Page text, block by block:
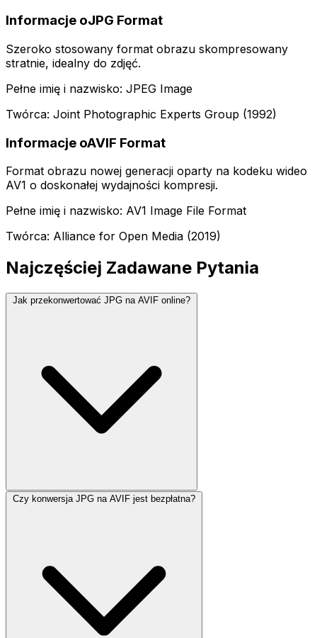
Informacje oJPG Format
Szeroko stosowany format obrazu skompresowany
stratnie, idealny do zdjęć.
Pełne imię i nazwisko: JPEG Image
Twórca: Joint Photographic Experts Group (1992)
Informacje oAVIF Format
Format obrazu nowej generacji oparty na kodeku wideo
AV1 o doskonałej wydajności kompresji.
Pełne imię i nazwisko: AV1 Image File Format
Twórca: Alliance for Open Media (2019)
Najczęściej Zadawane Pytania
Jak przekonwertować JPG na AVIF online?
Czy konwersja JPG na AVIF jest bezpłatna?